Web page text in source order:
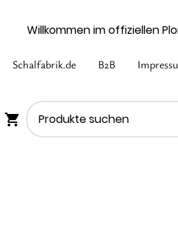
Willkommen im offiziellen
Schalfabrik.de B2B